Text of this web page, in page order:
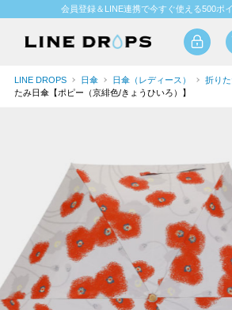
会員登録＆LINE連携で今すぐ使える500ポ
LINE DROPS 日傘 日傘（レディース） 折り
たみ日傘【ポピー（京緋色/きょうひいろ）】